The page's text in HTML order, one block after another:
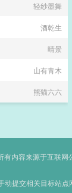
轻纱墨舞
酒乾生
晴景
山有青木
熊猫六六
有内容来源于互联网
动提交相关目标站